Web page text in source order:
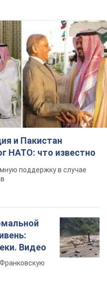
и Пакистан
НАТО: что известно
поддержку в случае
Видео